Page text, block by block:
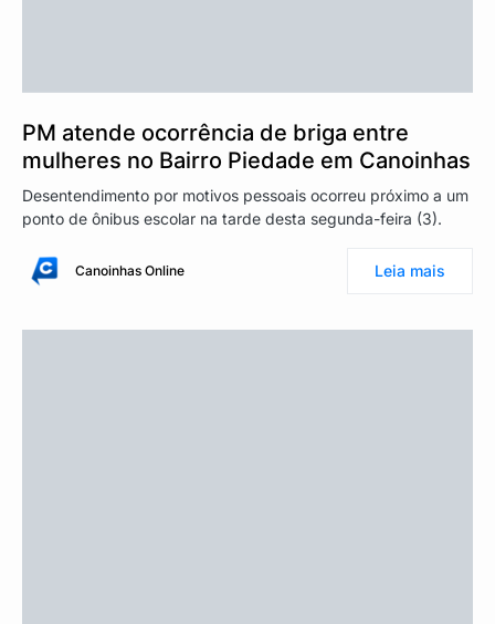
PM atende ocorrência de briga entre
mulheres no Bairro Piedade em Canoinhas
Desentendimento por motivos pessoais ocorreu próximo a um
ponto de ônibus escolar na tarde desta segunda-feira (3).
Canoinhas Online Leia mais